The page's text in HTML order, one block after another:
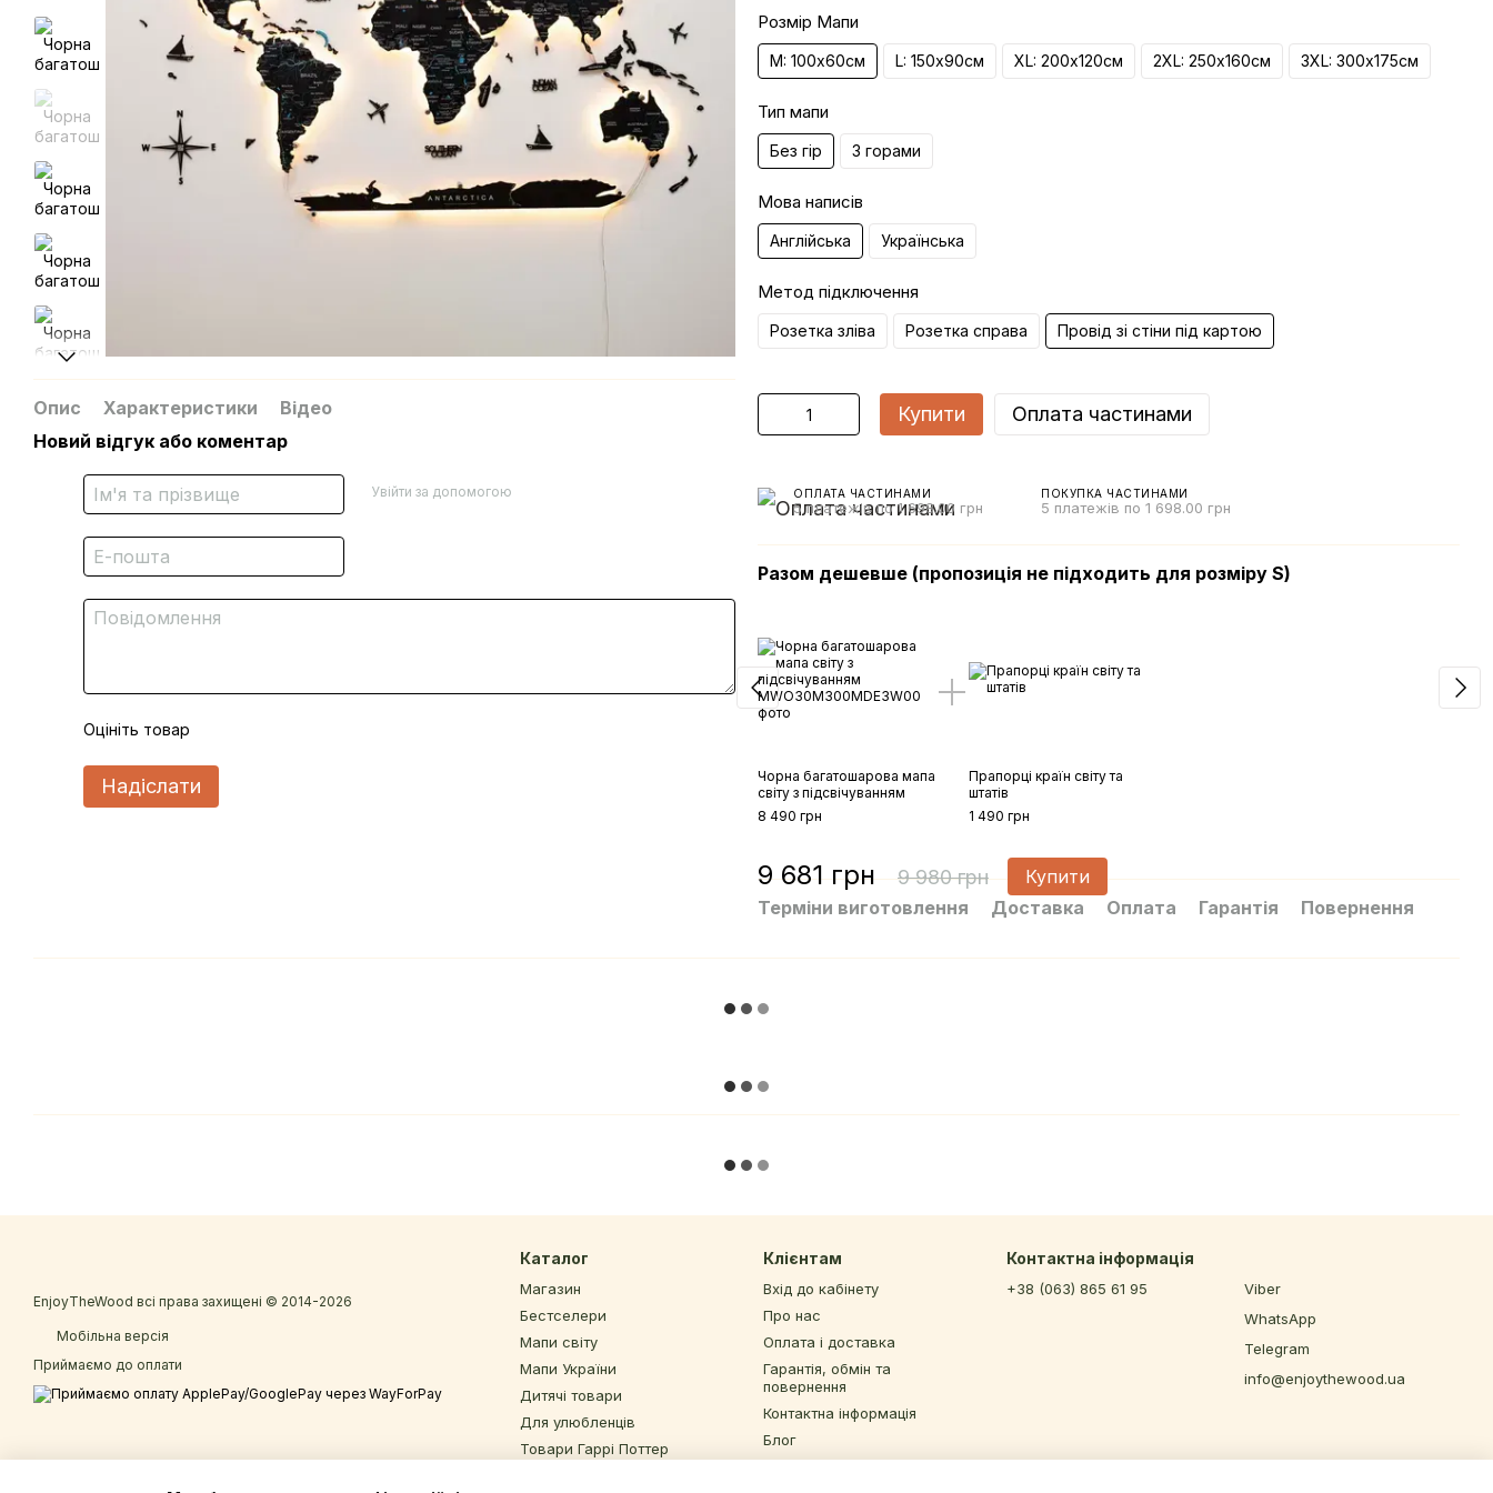
Опис Характеристики
Відео
Новий відгук або коментар
Увійти за допомогою
Оцініть товар
Надіслати
Розмір Мапи
M: 100х60см L: 150х90см XL: 200х120см 2ХL: 250х160см 3ХL: 300х175см
Тип мапи
Без гір З горами
Мова написів
Англійська Українська
Метод підключення
Розетка зліва Розетка справа Провід зі стіни під картою
Купити Оплата частинами
ОПЛАТА ЧАСТИНАМИ
5 платежів по 1 698.00 грн
ПОКУПКА ЧАСТИНАМИ
5 платежів по 1 698.00 грн
Разом дешевше (пропозиція не підходить для розміру S)
Чорна багатошарова мапа
світу з підсвічуванням
8 490 грн
Прапорці країн світу та
штатів
1 490 грн
9 681 грн 9 980 грн Купити
Терміни виготовлення Доставка Оплата Гарантія Повернення
EnjoyTheWood всі права захищені © 2014-2026
Мобільна версія
Приймаємо до оплати
Каталог
Магазин
Бестселери
Мапи світу
Мапи України
Дитячі товари
Для улюбленців
Товари Гаррі Поттер
Клієнтам
Вхід до кабінету
Про нас
Оплата і доставка
Гарантія, обмін та
повернення
Контактна інформація
Блог
Контактна інформація
+38 (063) 865 61 95
Viber
WhatsApp
Telegram
info@enjoythewood.ua